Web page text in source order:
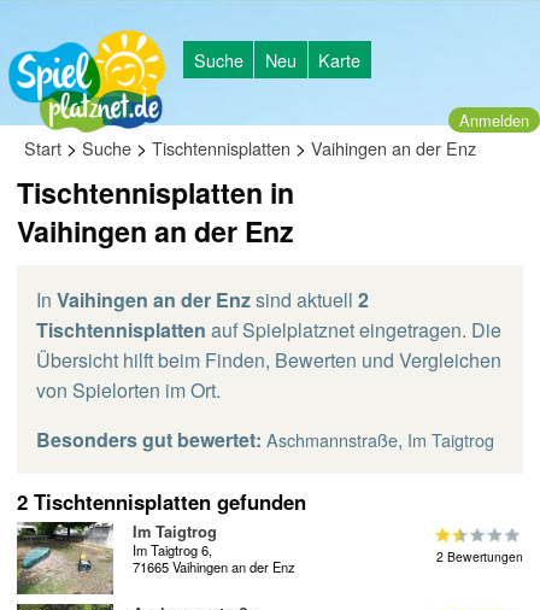
Suche Neu Karte
Anmelden
Start > Suche > Tischtennisplatten > Vaihingen an der Enz
Tischtennisplatten in
Vaihingen an der Enz
In Vaihingen an der Enzsind aktuell 2
Tischtennisplatten auf Spielplatznet eingetragen. Die
Übersicht hilft beim Finden, Bewerten und Vergleichen
von Spielorten im Ort.
Besonders gut bewertet: Aschmannstraße, Im Taigtrog
2 Tischtennisplatten gefunden
Im Taigtrog
Im Taigtrog 6,
71665 Vaihingen an der Enz
2 Bewertungen